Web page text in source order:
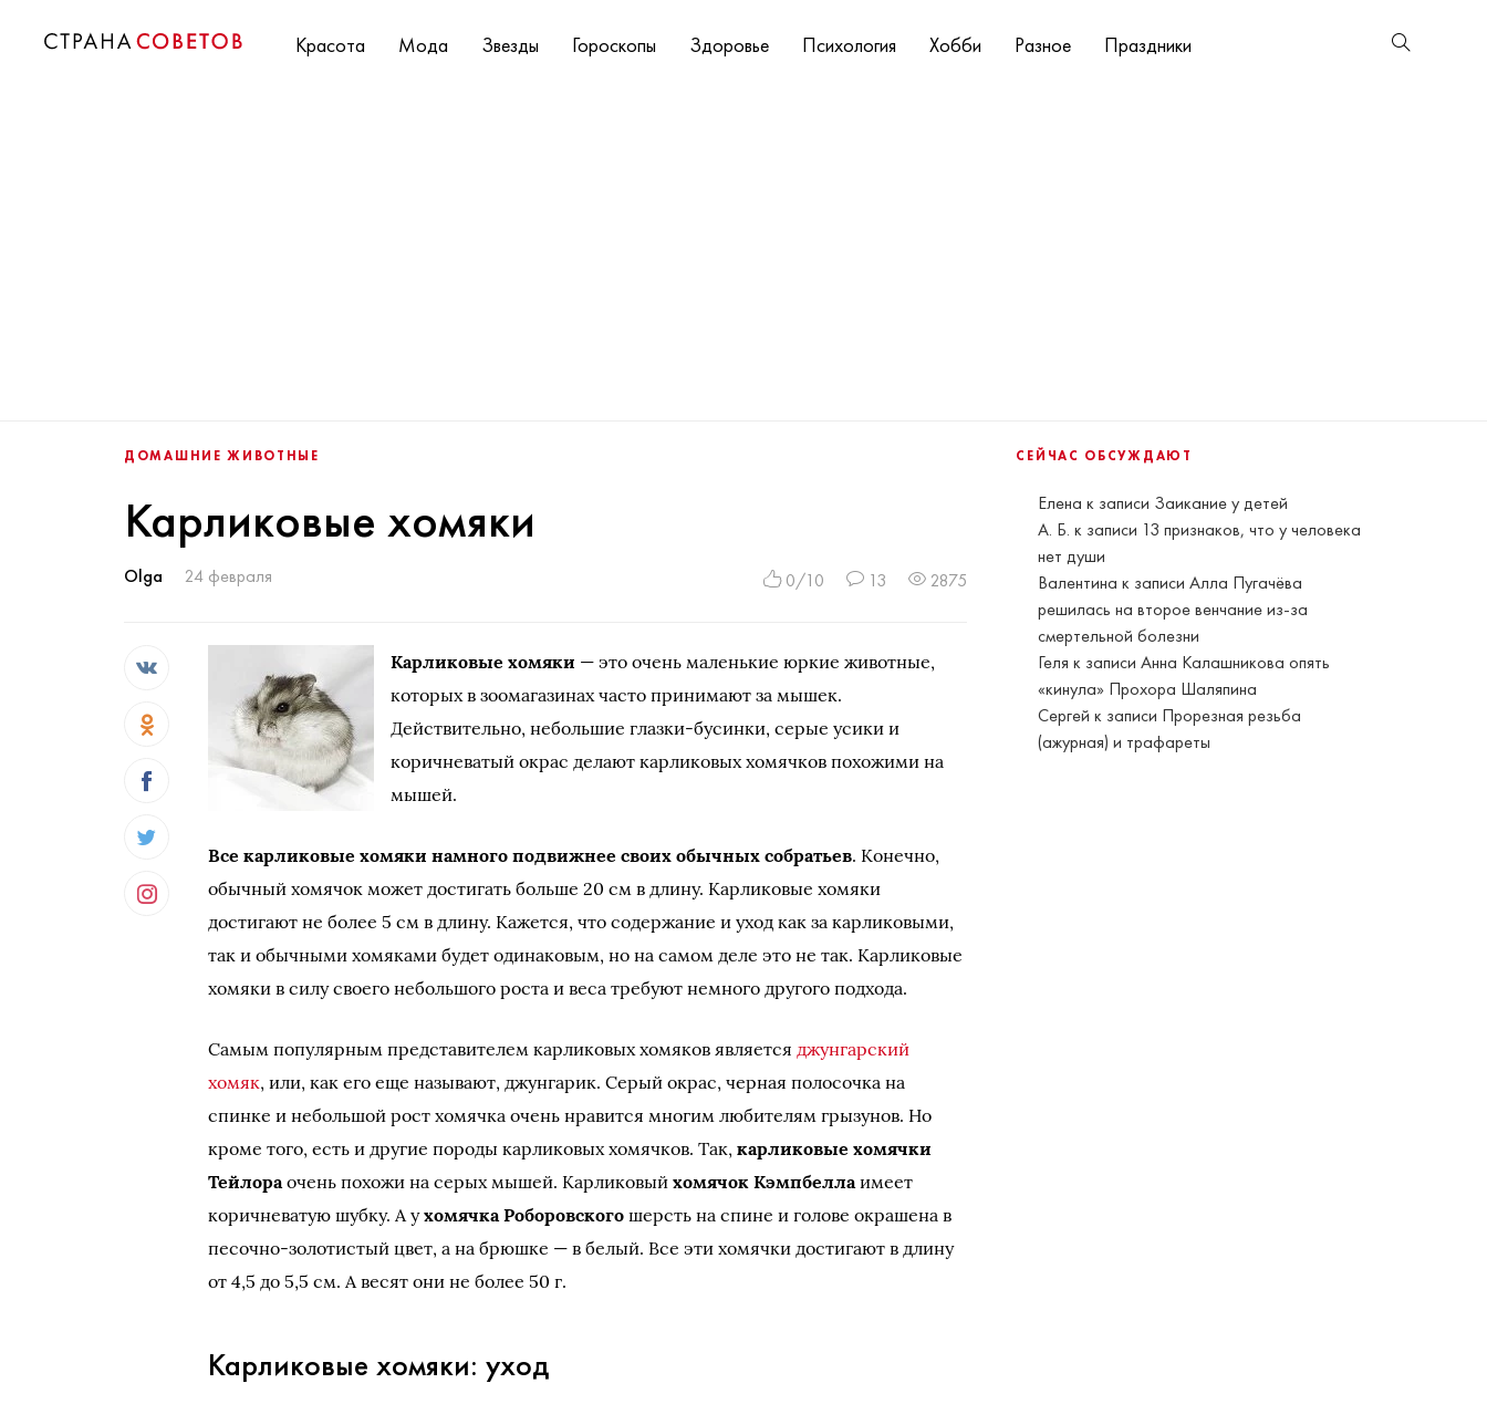
Красота Мода Звезды Гороскопы Здоровье Психология Хобби Разное Праздники
СЕЙЧАС ОБСУЖДАЮТ
Елена к записи Заикание у детей
А. Б. к записи 13 признаков, что у человека
нет души
Валентина к записиАлла Пугачёва
решилась на второе венчание из-за
смертельной болезни
Геля к записиАнна Калашникова опять
«кинула» Прохора Шаляпина
Сергей к записи Прорезная резьба
(ажурная) и трафареты
ДОМАШНИЕ ЖИВОТНЫЕ
Карликовые хомяки
Olga 24 февраля 0/10 13 2875
Карликовые хомяки — это очень маленькие юркие животные,
которых в зоомагазинах часто принимают за мышек.
Действительно, небольшие глазки-бусинки, серые усики и
коричневатый окрас делают карликовых хомячков похожими на
мышей.
Все карликовые хомяки намного подвижнее своих обычных собратьев. Конечно,
обычный хомячок может достигать больше 20 см в длину. Карликовые хомяки
достигают не более 5 см в длину. Кажется, что содержание и уход как за карликовыми,
так и обычными хомяками будет одинаковым, но на самом деле это не так. Карликовые
хомяки в силу своего небольшого роста и веса требуют немного другого подхода.
Самым популярным представителем карликовых хомяков являетсяджунгарский
хомяк, или, как его еще называют, джунгарик. Серый окрас, черная полосочка на
спинке и небольшой рост хомячка очень нравится многим любителям грызунов. Но
кроме того, есть и другие породы карликовых хомячков. Так,карликовые хомячки
Тейлораочень похожи на серых мышей. Карликовыйхомячок Кэмпбеллаимеет
коричневатую шубку. А ухомячка Роборовского шерсть на спине и голове окрашена в
песочно-золотистый цвет, а на брюшке — в белый. Все эти хомячки достигают в длину
от 4,5 до 5,5 см. А весят они не более 50 г.
Карликовые хомяки: уход